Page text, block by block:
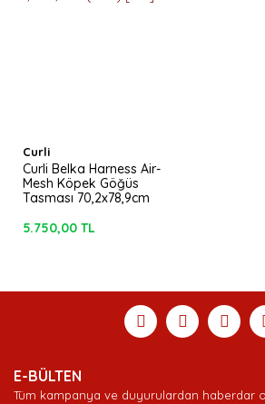
Curli
Curli Belka Harness Air-
Mesh Köpek Göğüs
Tasması 70,2x78,9cm
5.750,00 TL
E-BÜLTEN
Tüm kampanya ve duyurulardan haberdar